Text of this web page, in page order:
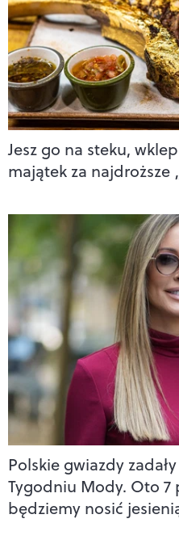
Jesz go na steku,
majątek za najdroższe
Polskie gwiazdy
Tygodniu Mody. Oto 7
będziemy nosić